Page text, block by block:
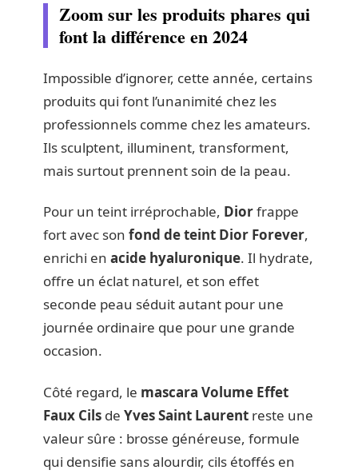
Zoom sur les produits phares qui
font la différence en 2024
Impossible d’ignorer, cette année, certains
produits qui font l’unanimité chez les
professionnels comme chez les amateurs.
Ils sculptent, illuminent, transforment,
mais surtout prennent soin de la peau.
Pour un teint irréprochable, Diorfrappe
fort avec son fond de teint Dior Forever,
enrichi en acide hyaluronique. Il hydrate,
offre un éclat naturel, et son effet
seconde peau séduit autant pour une
journée ordinaire que pour une grande
occasion.
Côté regard, le mascara Volume Effet
Faux Cils de Yves Saint Laurent reste une
valeur sûre : brosse généreuse, formule
qui densifie sans alourdir, cils étoffés en